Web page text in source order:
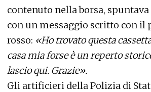
contenuto nella borsa,
con un messaggio scritto con il
rosso: «Ho trovato questa
casa mia forse è un reperto
lascio qui. Grazie».
Gli artificieri della Polizia di